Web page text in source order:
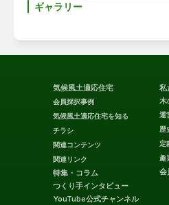
ギャラリー
特集・コラム
つくり手インタビュー
YouTube公式チャンネル
気候風土適応住宅
会員採択事例
気候風土適応住宅を知る
チラシ
関連コンテンツ
関連リンク
私
木
運
歴
定
趣
会